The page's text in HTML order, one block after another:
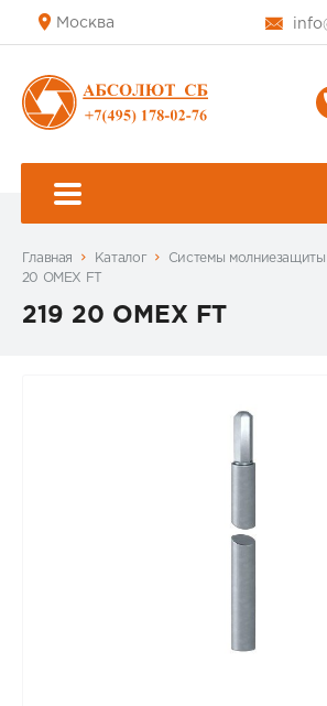
Москва
Главная Каталог Системы молниезащиты
20 OMEX FT
219 20 OMEX FT